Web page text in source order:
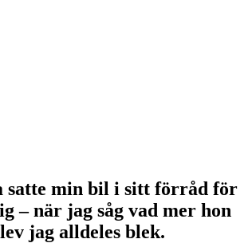
satte min bil i sitt förråd för
– när jag såg vad mer hon
jag alldeles blek.